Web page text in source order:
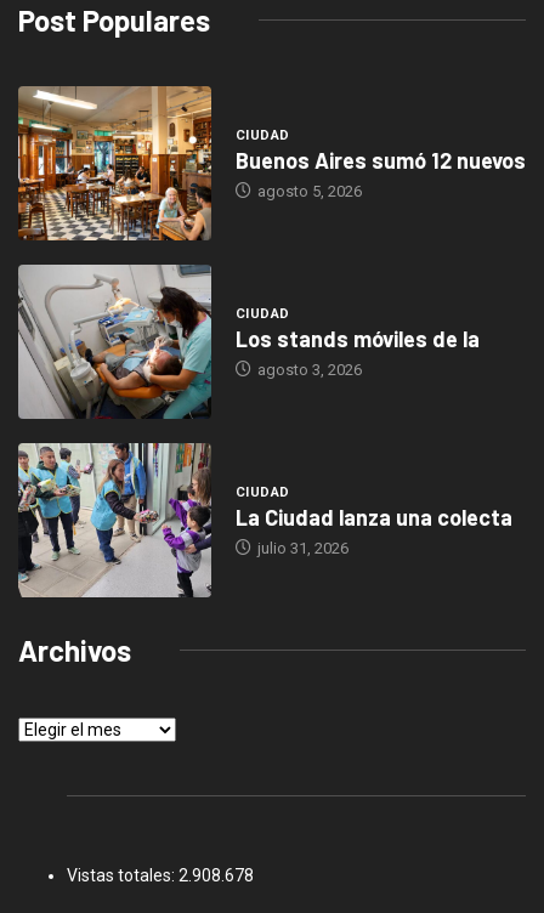
Post Populares
CIUDAD
Buenos Aires sumó 12 nuevos
agosto 5, 2026
CIUDAD
Los stands móviles de la
agosto 3, 2026
CIUDAD
La Ciudad lanza una colecta
julio 31, 2026
Archivos
Archivos
Vistas totales: 2.908.678